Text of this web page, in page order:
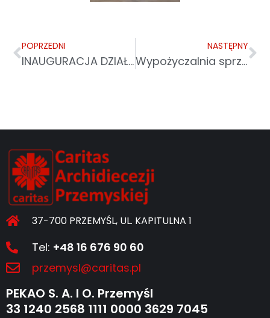
POPRZEDNI
INAUGURACJA DZIAŁALNOŚCI BRANŻOWEGO CENTRUM UMIEJĘTNOŚCI W DZIEDZINIE POMOCY SPOŁECZNEJ W PRZEMYŚLU
NASTĘPNY
Wypożyczalnia sprzętu rehabilitacyjnego w Sanoku
37-700 PRZEMYŚL, UL. KAPITULNA 1
Tel: +48 16 676 90 60
przemysl@caritas.pl
PEKAO S. A. I O. Przemyśl
33 1240 2568 1111 0000 3629 7045